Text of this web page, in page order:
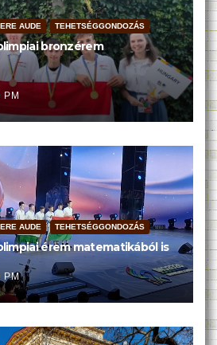
AUDE TEHETSÉGGONDOZÁS
bronzérem
PM
AUDE TEHETSÉGGONDOZÁS
érem matematikából is
PM